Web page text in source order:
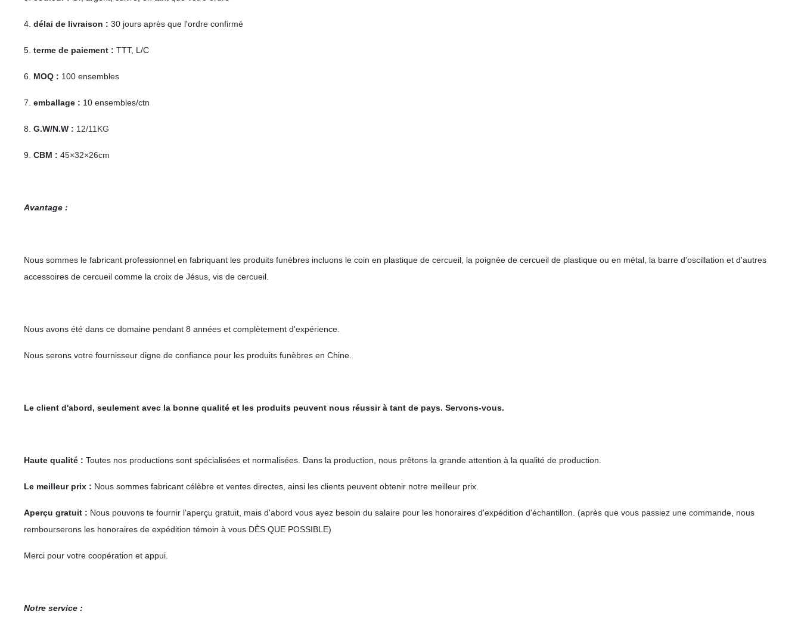
4. délai de livraison : 30 jours après que l'ordre confirmé
5. terme de paiement : TTT, L/C
6. MOQ : 100 ensembles
7. emballage : 10 ensembles/ctn
8. G.W/N.W : 12/11KG
9. CBM : 45×32×26cm
Avantage :
Nous sommes le fabricant professionnel en fabriquant les produits funèbres incluons le coin en plastique de cercueil, la poignée de cercueil de plastique ou en métal, la barre d'oscillation et d'autres
accessoires de cercueil comme la croix de Jésus, vis de cercueil.
Nous avons été dans ce domaine pendant 8 années et complètement d'expérience.
Nous serons votre fournisseur digne de confiance pour les produits funèbres en Chine.
Le client d'abord, seulement avec la bonne qualité et les produits peuvent nous réussir à tant de pays. Servons-vous.
Haute qualité : Toutes nos productions sont spécialisées et normalisées. Dans la production, nous prêtons la grande attention à la qualité de production.
Le meilleur prix : Nous sommes fabricant célèbre et ventes directes, ainsi les clients peuvent obtenir notre meilleur prix.
Aperçu gratuit : Nous pouvons te fournir l'aperçu gratuit, mais d'abord vous ayez besoin du salaire pour les honoraires d'expédition d'échantillon. (après que vous passiez une commande, nous
rembourserons les honoraires de expédition témoin à vous DÈS QUE POSSIBLE)
Merci pour votre coopération et appui.
Notre service :